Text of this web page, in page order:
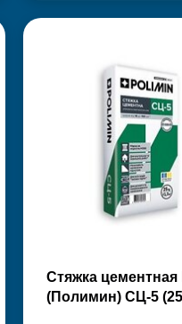
Стяжка цементная
(Полимин) СЦ-5